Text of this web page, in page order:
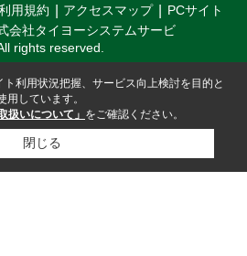
用規約 アクセスマップ
PCサイト
会社タイヨーシステムサービ
rights reserved.
利用状況把握、サービス向上検討を目的と
しています。
扱いについて」 をご確認ください。
閉じる